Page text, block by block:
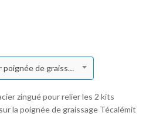
Adaptateur rapide pour poignée de graissage Técalemit M10x100 / F19x200
zingué pour relier les 2 kits
la poignée de graissage Técalémit